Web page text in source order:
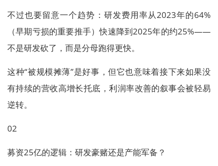
不过也要留意一个趋势：研发费用率从2023年的64%
（早期亏损的重要推手）快速降到2025年的约25%——
不是研发砍了，而是分母跑得更快。
这种“被规模摊薄”是好事，但它也意味着接下来如果没
有持续的营收高增长托底，利润率改善的叙事会被轻易
逆转。
02
募资25亿的逻辑：研发豪赌还是产能军备？